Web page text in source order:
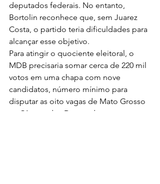
deputados federais. No entanto,
Bortolin reconhece que, sem Juarez
Costa, o partido teria dificuldades para
alcançar esse objetivo.
Para atingir o quociente eleitoral, o
MDB precisaria somar cerca de 220 mil
votos em uma chapa com nove
candidatos, número mínimo para
disputar as oito vagas de Mato Grosso
na Câmara dos Deputados.